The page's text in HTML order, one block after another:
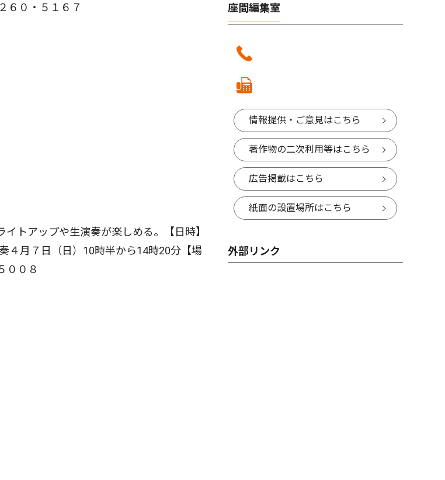
６０・５１６７
トアップや生演奏が楽しめる。【日時】
４月７日（日）10時半から14時20分【場
００８
座間編集室
情報提供・ご意見はこちら
著作物の二次利用等はこちら
広告掲載はこちら
紙面の設置場所はこちら
外部リンク